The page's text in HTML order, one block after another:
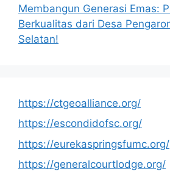
Membangun Generasi Emas:
Berkualitas dari Desa
Selatan!
https://ctgeoalliance.org/
https://escondidofsc.org/
https://eurekaspringsfumc.org/
https://generalcourtlodge.org/